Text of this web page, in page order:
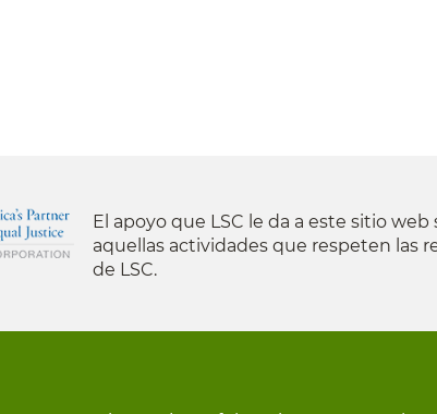
El apoyo que LSC le da a este sitio web
aquellas actividades que respeten las
de LSC.